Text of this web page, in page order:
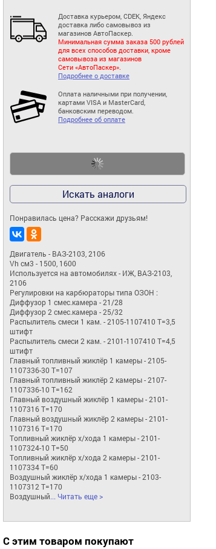
Доставка курьером, CDEK, Яндекс
доставка либо самовывоз из
магазинов АвтоПаскер.
Минимальная сумма заказа 500 рублей
для всех способов доставки, кроме
самовывоза из магазинов
Сети «АвтоПаскер».
Подробнее о доставке
Оплата наличными при получении,
картами VISA и MasterCard,
банковским переводом.
Подробнее об оплате
Искать аналоги
Понравилась цена? Расскажи друзьям!
Двигатель - ВАЗ-2103, 2106
Vh см3 - 1500, 1600
Используется на автомобилях - ИЖ, ВАЗ-2103,
2106
Регулировки на карбюраторы типа ОЗОН :
Диффузор 1 смес.камера - 21/28
Диффузор 2 смес.камера - 25/32
Распылитель смеси 1 кам. - 2105-1107410 T=3,5
штифт
Распылитель смеси 2 кам. - 2101-1107410 T=4,5
штифт
Главный топливный жиклёр 1 камеры - 2105-
1107336-30 T=107
Главный топливный жиклёр 2 камеры - 2107-
1107336-10 T=162
Главный воздушный жиклёр 1 камеры - 2101-
1107316 T=170
Главный воздушный жиклёр 2 камеры - 2101-
1107316 T=170
Топливный жиклёр х/хода 1 камеры - 2101-
1107324-10 T=50
Топливный жиклёр х/хода 2 камеры - 2101-
1107334 T=60
Воздушный жиклёр х/хода 1 камеры - 2103-
1107312 T=170
Воздушный... Читать еще >
С этим товаром покупают